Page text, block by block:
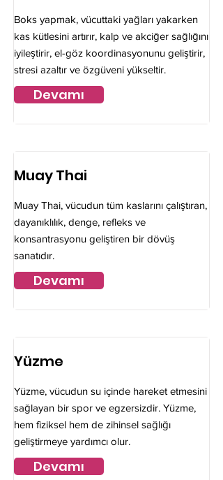
Boks yapmak, vücuttaki yağları yakarken
kas kütlesini artırır, kalp ve akciğer sağlığını
iyileştirir, el-göz koordinasyonunu geliştirir,
stresi azaltır ve özgüveni yükseltir.
Devamı
Muay Thai
Muay Thai, vücudun tüm kaslarını çalıştıran,
dayanıklılık, denge, refleks ve
konsantrasyonu geliştiren bir dövüş
sanatıdır.
Devamı
Yüzme
Yüzme, vücudun su içinde hareket etmesini
sağlayan bir spor ve egzersizdir. Yüzme,
hem fiziksel hem de zihinsel sağlığı
geliştirmeye yardımcı olur.
Devamı